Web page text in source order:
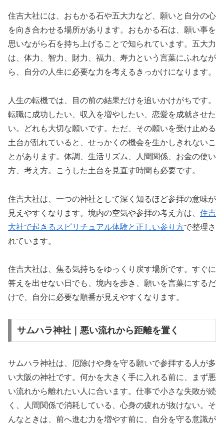
住吉大社には、おもかる石や五大力など、願いと自分の心
を向き合わせる場所があります。おもかる石は、願い事を
思いながら石を持ち上げることで知られています。五大力
は、体力、智力、財力、福力、寿力という言葉にふれなが
ら、自分の人生に必要な力を考えるきっかけになります。
人生の転機では、目の前の結果だけを追いかけがちです。
転職に成功したい、収入を増やしたい、恋愛を成就させた
い。どれも大切な願いです。ただ、その願いを受け止める
土台が乱れていると、せっかくの機会を生かしきれないこ
とがあります。体調、生活リズム、人間関係、お金の使い
方、考え方。こうした土台を見直す時間も必要です。
住吉大社は、一つの神社として深く知るほど参拝の意味が
見えやすくなります。境内の空気や参拝の考え方は、 住吉
大社で起きるスピリチュアル体験と正しい参り方で整理さ
れています。
住吉大社は、焦る気持ちをゆっくり戻す場所です。すぐに
答えを出せない日でも、境内を歩き、願いを言葉にするだ
けで、自分に必要な順番が見えやすくなります。
サムハラ神社｜悪い流れから距離を置く
サムハラ神社は、厄除けや身を守る願いで参拝する人が多
い大阪の神社です。何かを大きく手に入れる前に、まず悪
い流れから離れたい人に合います。仕事で小さな失敗が続
く、人間関係で消耗している、心身の疲れが抜けない。そ
んなときは、前へ進む力を増やす前に、自分を守る意識が